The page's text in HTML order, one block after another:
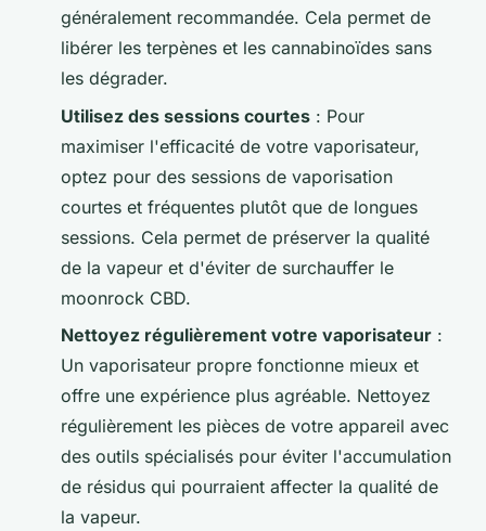
généralement recommandée. Cela permet de
libérer les terpènes et les cannabinoïdes sans
les dégrader.
Utilisez des sessions courtes : Pour
maximiser l'efficacité de votre vaporisateur,
optez pour des sessions de vaporisation
courtes et fréquentes plutôt que de longues
sessions. Cela permet de préserver la qualité
de la vapeur et d'éviter de surchauffer le
moonrock CBD.
Nettoyez régulièrement votre vaporisateur :
Un vaporisateur propre fonctionne mieux et
offre une expérience plus agréable. Nettoyez
régulièrement les pièces de votre appareil avec
des outils spécialisés pour éviter l'accumulation
de résidus qui pourraient affecter la qualité de
la vapeur.